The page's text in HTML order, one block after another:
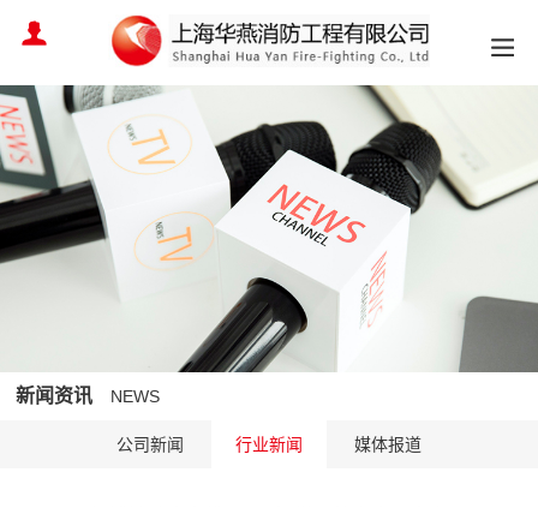
新闻资讯 NEWS
公司新闻 行业新闻 媒体报道